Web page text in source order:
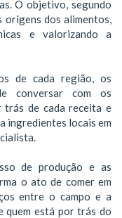
O objetivo, segundo
origens dos alimentos,
e valorizando a
de cada região, os
conversar com os
trás de cada receita e
ingredientes locais em
de produção e as
o ato de comer em
entre o campo e a
quem está por trás do